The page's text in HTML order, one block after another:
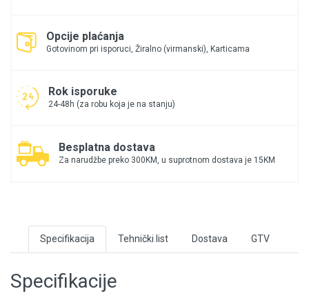
Opcije plaćanja
Gotovinom pri isporuci, Žiralno (virmanski), Karticama
Rok isporuke
24-48h (za robu koja je na stanju)
Besplatna dostava
Za narudžbe preko 300KM, u suprotnom dostava je 15KM
Specifikacija Tehnički list Dostava GTV
Specifikacije